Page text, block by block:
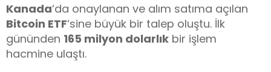
Kanada‘da onaylanan ve alım satıma açılan
Bitcoin ETF‘sine büyük bir talep oluştu. İlk
gününden 165 milyon dolarlık bir işlem
hacmine ulaştı.